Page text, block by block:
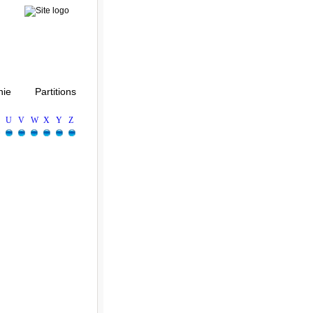
Partitions
U V W X Y Z